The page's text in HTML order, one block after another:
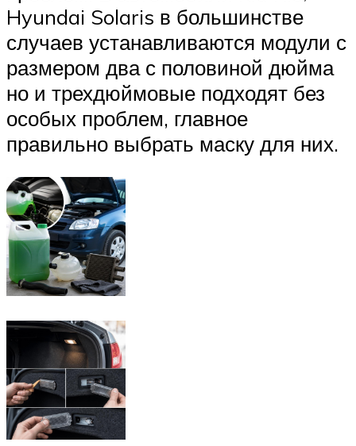
Hyundai Solaris в большинстве
случаев устанавливаются модули с
размером два с половиной дюйма
но и трехдюймовые подходят без
особых проблем, главное
правильно выбрать маску для них.